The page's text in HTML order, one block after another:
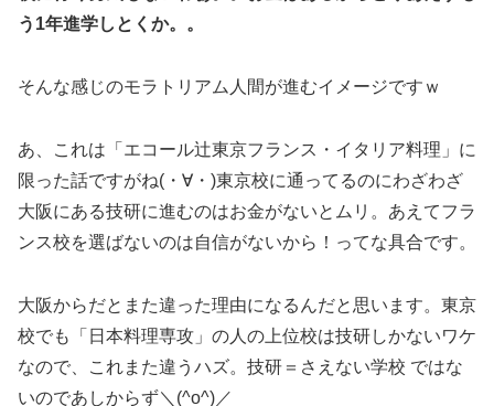
う1年進学しとくか。。
そんな感じのモラトリアム人間が進むイメージですｗ
あ、これは「エコール辻東京フランス・イタリア料理」に
限った話ですがね(・∀・)東京校に通ってるのにわざわざ
大阪にある技研に進むのはお金がないとムリ。あえてフラ
ンス校を選ばないのは自信がないから！ってな具合です。
大阪からだとまた違った理由になるんだと思います。東京
校でも「日本料理専攻」の人の上位校は技研しかないワケ
なので、これまた違うハズ。技研＝さえない学校 ではな
いのであしからず＼(^o^)／